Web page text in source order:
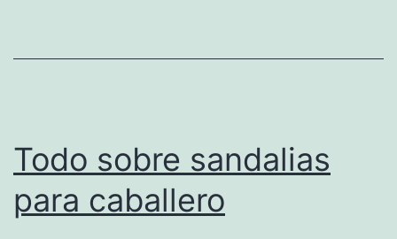
Todo sobre sandalias
para caballero